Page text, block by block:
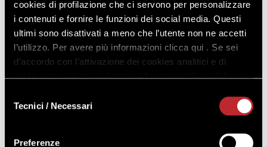
cookies di profilazione che ci servono per personalizzare
i contenuti e fornire le funzioni dei social media. Questi
ultimi sono disattivati a meno che l’utente non ne accetti
l’utilizzo. Per avere più informazioni clicca qui . Se sei
d’accordo con l’attivazione dei cookies analitici e di
profilazione clicca sul bottone “Accetta tutti” qui di fianco.
delTecnici / Necessari
Preferenze
RICHIEDI INFO
REGISTRATI O ACCEDI PER
ACQUISTARE